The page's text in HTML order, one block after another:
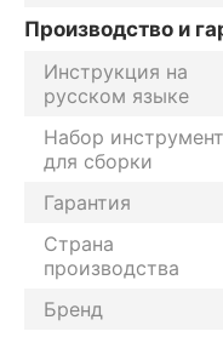
Производство и
Инструкция на
русском языке
Набор
для сборки
Гарантия
Страна
производства
Бренд